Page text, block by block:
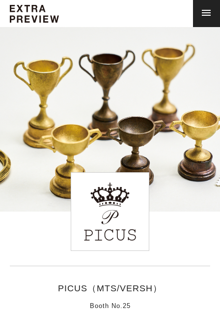
PICUS（MTS/VERSH）
Booth No.25